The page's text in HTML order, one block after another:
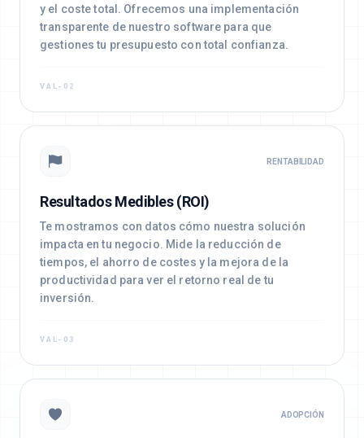
y el coste total. Ofrecemos una implementación
transparente de nuestro software para que
gestiones tu presupuesto con total confianza.
VAL-02
RENTABILIDAD
Resultados Medibles (ROI)
Te mostramos con datos cómo nuestra solución
impacta en tu negocio. Mide la reducción de
tiempos, el ahorro de costes y la mejora de la
productividad para ver el retorno real de tu
inversión.
VAL-03
ADOPCIÓN